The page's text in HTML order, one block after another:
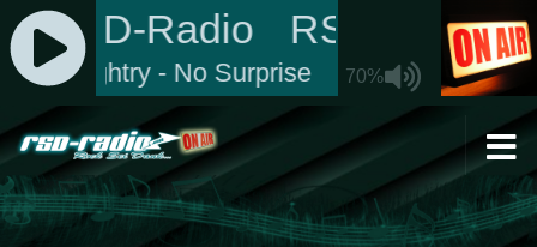
Zum Inhalt springen